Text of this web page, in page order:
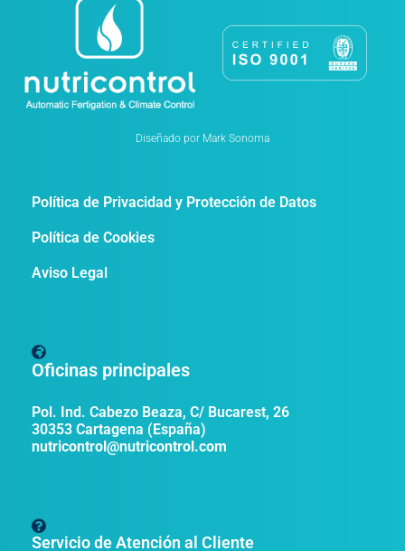
Diseñado por Mark Sonoma
Política de Privacidad y Protección de Datos
Política de Cookies
Aviso Legal
Oficinas principales
Pol. Ind. Cabezo Beaza, C/ Bucarest, 26
30353 Cartagena (España)
nutricontrol@nutricontrol.com
Servicio de Atención al Cliente